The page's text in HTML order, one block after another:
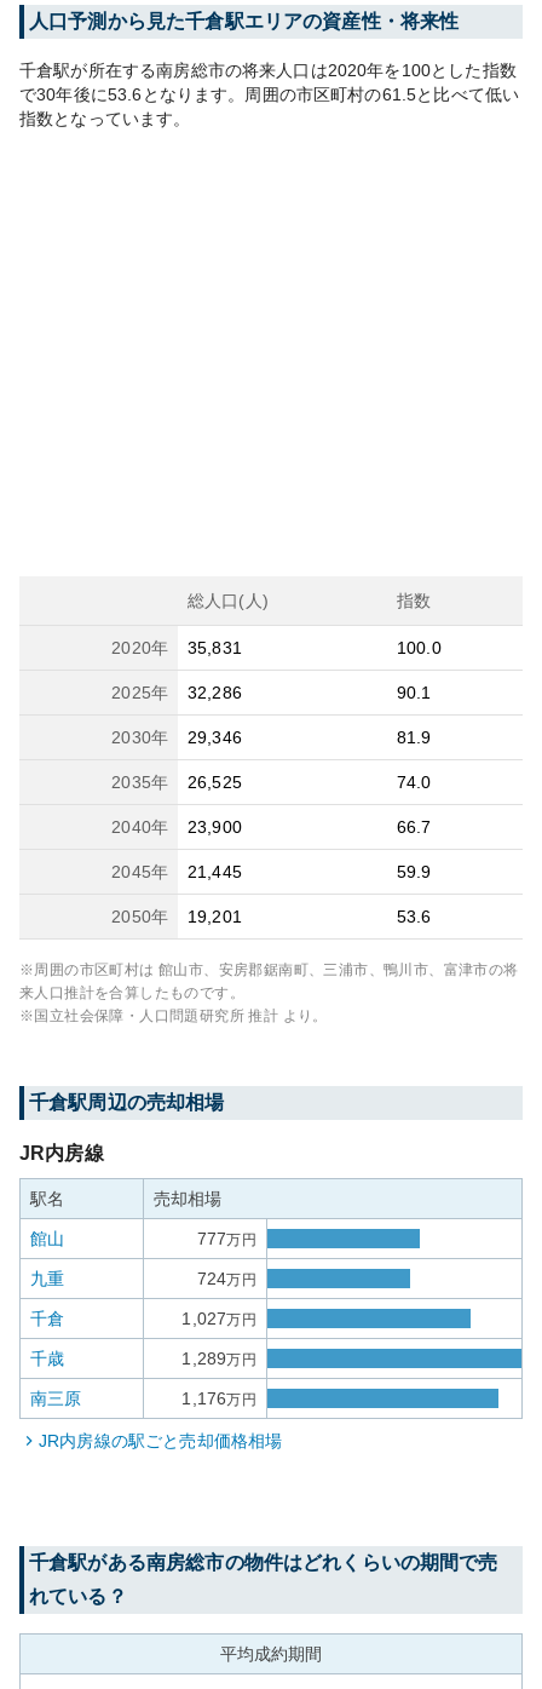
人口予測から見た千倉駅エリアの資産性・将来性
千倉駅が所在する南房総市の将来人口は2020年を100とした指数
で30年後に53.6 となります。 周囲の市区町村の61.5と比べて低い
指数となっています。
総人口(人) 指数
2020年 35,831 100.0
2025年 32,286 90.1
2030年 29,346 81.9
2035年 26,525 74.0
2040年 23,900 66.7
2045年 21,445 59.9
2050年 19,201 53.6
※周囲の市区町村は 館山市、安房郡鋸南町、三浦市、鴨川市、富津市の将
来人口推計を合算したものです。
※国立社会保障・人口問題研究所 推計 より。
千倉駅周辺の売却相場
JR内房線
駅名 売却相場
館山 777万円
九重 724万円
千倉 1,027万円
千歳 1,289万円
南三原 1,176万円
JR内房線の駅ごと売却価格相場
千倉駅がある南房総市の物件はどれくらいの期間で売
れている？
平均成約期間